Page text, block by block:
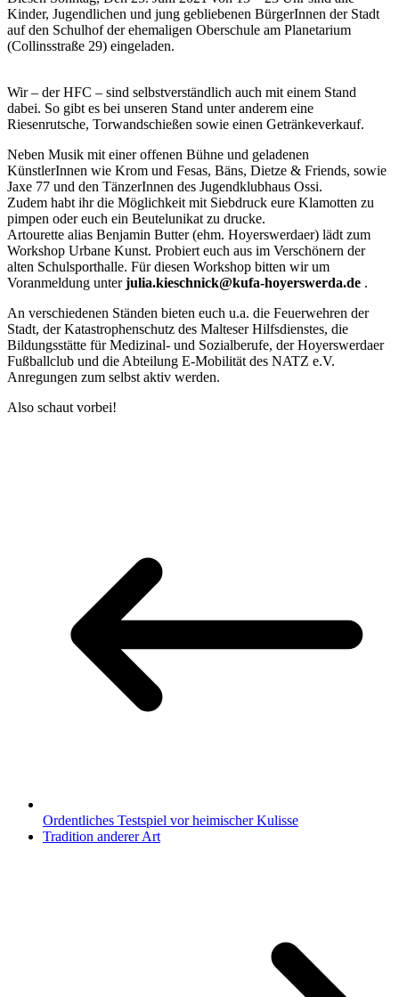
Kinder, Jugendlichen und jung gebliebenen BürgerInnen der Stadt
auf den Schulhof der ehemaligen Oberschule am Planetarium
(Collinsstraße 29) eingeladen.
Wir – der HFC – sind selbstverständlich auch mit einem Stand
dabei. So gibt es bei unseren Stand unter anderem eine
Riesenrutsche, Torwandschießen sowie einen Getränkeverkauf.
Neben Musik mit einer offenen Bühne und geladenen
KünstlerInnen wie Krom und Fesas, Bäns, Dietze & Friends, sowie
Jaxe 77 und den TänzerInnen des Jugendklubhaus Ossi.
Zudem habt ihr die Möglichkeit mit Siebdruck eure Klamotten zu
pimpen oder euch ein Beutelunikat zu drucke.
Artourette alias Benjamin Butter (ehm. Hoyerswerdaer) lädt zum
Workshop Urbane Kunst. Probiert euch aus im Verschönern der
alten Schulsporthalle. Für diesen Workshop bitten wir um
Voranmeldung unterjulia.kieschnick@kufa-hoyerswerda.de .
An verschiedenen Ständen bieten euch u.a. die Feuerwehren der
Stadt, der Katastrophenschutz des Malteser Hilfsdienstes, die
Bildungsstätte für Medizinal- und Sozialberufe, der Hoyerswerdaer
Fußballclub und die Abteilung E-Mobilität des NATZ e.V.
Anregungen zum selbst aktiv werden.
Also schaut vorbei!
Ordentliches Testspiel vor heimischer Kulisse
Tradition anderer Art